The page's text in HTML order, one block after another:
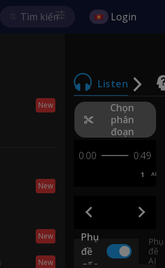
New
New
New
New
Login
Listen
Chọn
phân
đoạn
0:00
0:49
1 AB
Phụ
đề
Phụ
đề
AI